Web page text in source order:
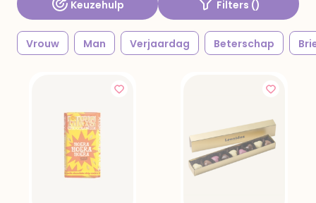
Keuzehulp Filters ()
Vrouw Man Verjaardag Beterschap